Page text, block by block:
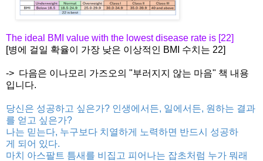
The ideal BMI value with the lowest disease rate is [22]
[병에 걸일 확율이 가장 낮은 이상적인 BMI 수치는 22]
-> 다음은 이나모리 가즈오의 "부러지지 않는 마음" 책 내용
입니다.
당신은 성공하고 싶은가? 인생에서든, 일에서든, 원하는 결과
를 얻고 싶은가?
나는 믿는다, 누구보다 치열하게 노력하면 반드시
성공하
게 되어 있다.
마치
아스팔트 틈새를 비집고 피어나는 잡초처럼 누가 뭐래